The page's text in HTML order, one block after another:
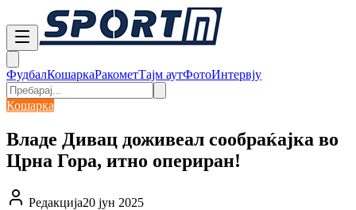
ФудбалКошаркаРакометТајм аутФотоИнтервју
Кошарка
Владе Дивац доживеал сообраќајка во
Црна Гора, итно опериран!
Редакција20 јун 2025